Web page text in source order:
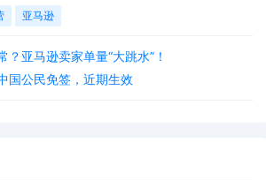
配送卖家在不增加额外成本
配送，并向消费者展示
美国站敬请期待）
亚马逊
？亚马逊卖家单量“大跳水”！
国公民免签，近期生效